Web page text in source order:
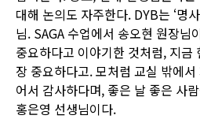
대해 논의도 자주한다. DYB는 ‘명
님. SAGA 수업에서 송오현 원장님
중요하다고 이야기한 것처럼, 지금
장 중요하다고. 모처럼 교실 밖에
어서 감사하다며, 좋은 날 좋은 사
홍은영 선생님이다.